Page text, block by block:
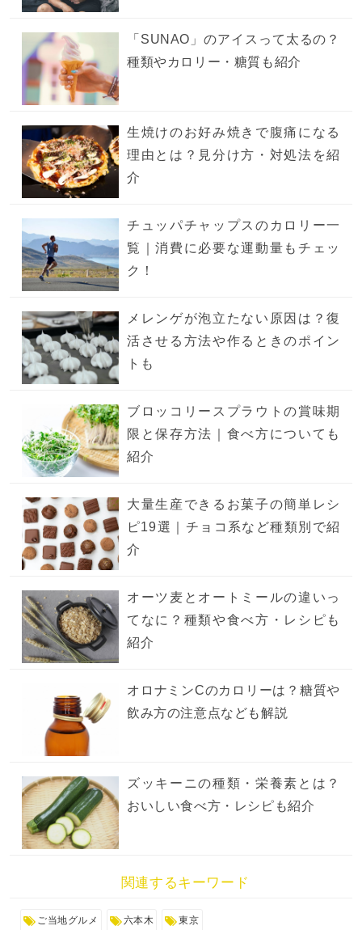
「SUNAO」のアイスって太るの？
種類やカロリー・糖質も紹介
生焼けのお好み焼きで腹痛になる
理由とは？見分け方・対処法を紹
介
チュッパチャップスのカロリー一
覧｜消費に必要な運動量もチェッ
ク！
メレンゲが泡立たない原因は？復
活させる方法や作るときのポイン
トも
ブロッコリースプラウトの賞味期
限と保存方法｜食べ方についても
紹介
大量生産できるお菓子の簡単レシ
ピ19選｜チョコ系など種類別で紹
介
オーツ麦とオートミールの違いっ
てなに？種類や食べ方・レシピも
紹介
オロナミンCのカロリーは？糖質や
飲み方の注意点なども解説
ズッキーニの種類・栄養素とは？
おいしい食べ方・レシピも紹介
関連するキーワード
ご当地グルメ 六本木 東京